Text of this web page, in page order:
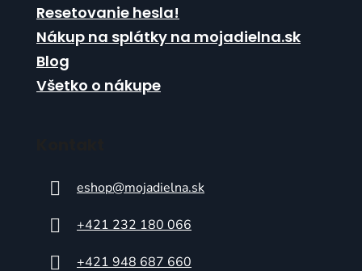
Resetovanie hesla!
Nákup na splátky na mojadielna.sk
Blog
Všetko o nákupe
eshop@mojadielna.sk
+421 232 180 066
+421 948 687 660